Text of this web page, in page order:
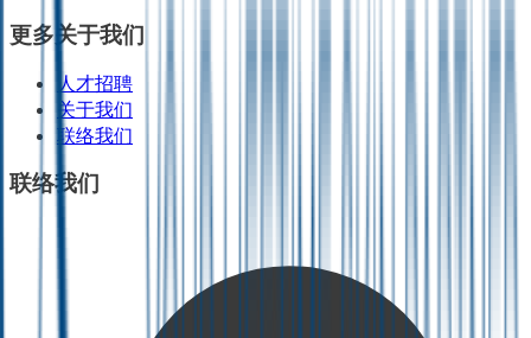
更多关于我们
人才招聘
关于我们
联络我们
联络我们